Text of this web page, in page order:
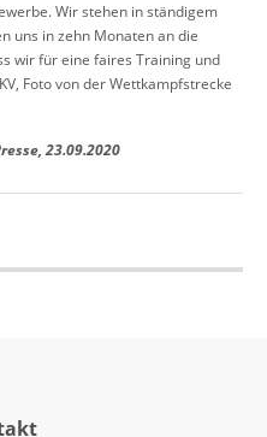
Wir stehen in ständigem
uns in zehn Monaten an die
wir für eine faires Training und
Foto von der Wettkampfstrecke
23.09.2020